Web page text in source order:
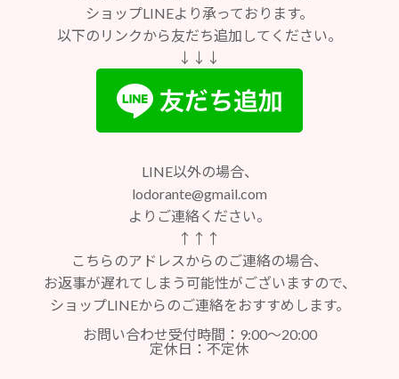
ショップLINEより承っております。
以下のリンクから友だち追加してください。
↓↓↓
LINE以外の場合、
lodorante@gmail.com
よりご連絡ください。
↑↑↑
こちらのアドレスからのご連絡の場合、
お返事が遅れてしまう可能性がございますので、
ショップLINEからのご連絡をおすすめします。
お問い合わせ受付時間：9:00～20:00
定休日：不定休